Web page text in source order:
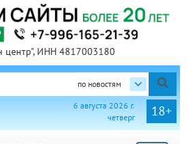
центр", ИНН 4817003180
по новостям
18+
6 августа 2026 г.
четверг